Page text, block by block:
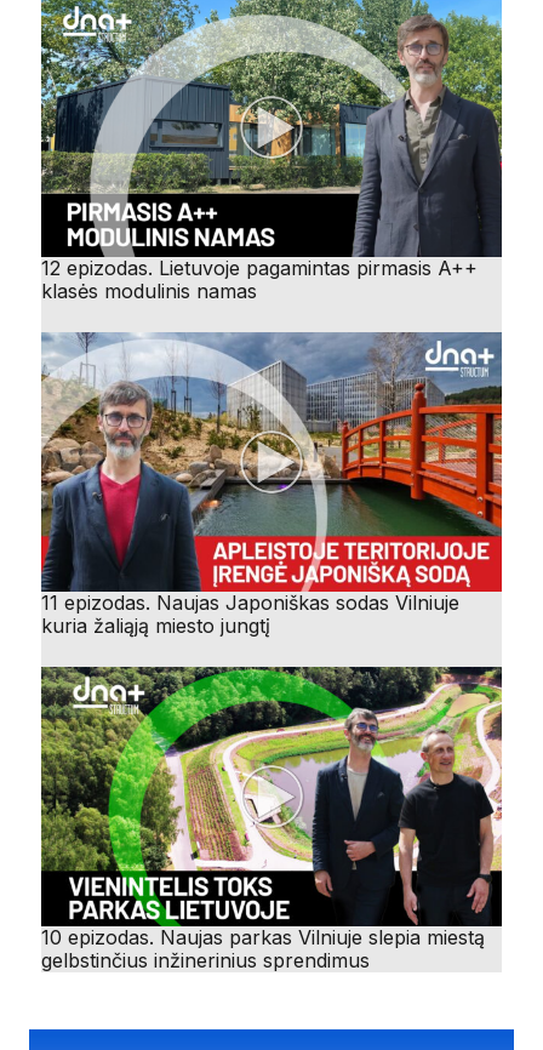
12 epizodas. Lietuvoje pagamintas pirmasis A++
klasės modulinis namas
11 epizodas. Naujas Japoniškas sodas Vilniuje
kuria žaliąją miesto jungtį
10 epizodas. Naujas parkas Vilniuje slepia miestą
gelbstinčius inžinerinius sprendimus